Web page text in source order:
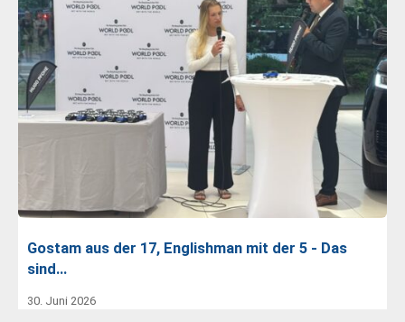
Gostam aus der 17, Englishman mit der 5 - Das
sind…
30. Juni 2026